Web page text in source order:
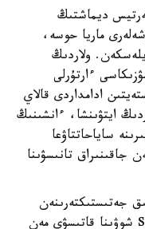
ديماشتىڭ
ماريا حوسە،
ولاردىڭ
ءارتۇرلى
ادامداردى قالاي
ايتۋىنشا، ءانشىنىڭ
ساياحاتتاۋعا
جاقىنىراق تانىسۋىنا
جەتىستىكتەرىنەن
باستاپ، 2017-جىلى قىتايداعى Singer شوۋىنا قاتىسۋى مەن